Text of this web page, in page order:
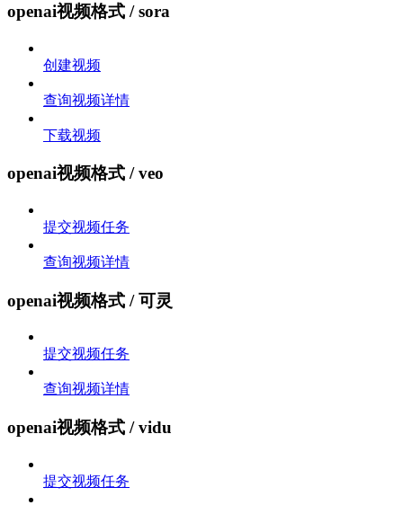
openai视频格式 / sora
创建视频
查询视频详情
下载视频
openai视频格式 / veo
提交视频任务
查询视频详情
openai视频格式 / 可灵
提交视频任务
查询视频详情
openai视频格式 / vidu
提交视频任务